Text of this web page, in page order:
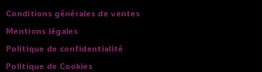
Conditions générales de ventes
Mentions légales
Politique de confidentialité
Politique de Cookies